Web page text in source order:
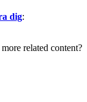
dig:
related content?